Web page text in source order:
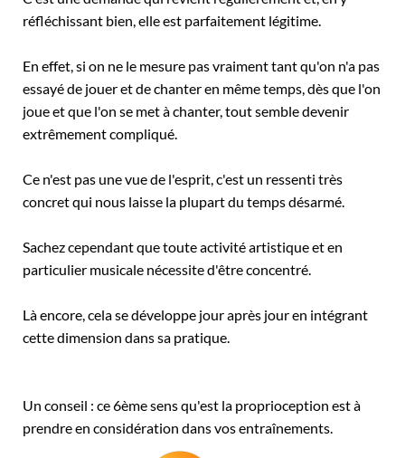
réfléchissant bien, elle est parfaitement légitime.
En effet, si on ne le mesure pas vraiment tant qu'on n'a pas
essayé de jouer et de chanter en même temps, dès que l'on
joue et que l'on se met à chanter, tout semble devenir
extrêmement compliqué.
Ce n'est pas une vue de l'esprit, c'est un ressenti très
concret qui nous laisse la plupart du temps désarmé.
Sachez cependant que toute activité artistique et en
particulier musicale nécessite d'être concentré.
Là encore, cela se développe jour après jour en intégrant
cette dimension dans sa pratique.
Un conseil : ce 6ème sens qu'est la proprioception est à
prendre en considération dans vos entraînements.